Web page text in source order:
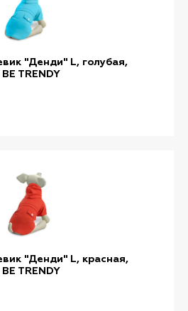
"Денди" L, голубая,
TRENDY
"Денди" L, красная,
TRENDY